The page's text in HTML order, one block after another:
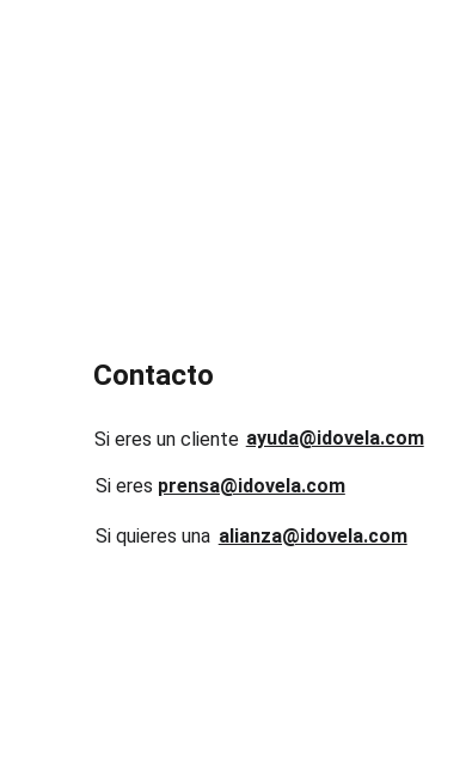
Contacto
Si eres un cliente
prensa@idovela.com
Si eres
ayuda@idovela.com
Si quieres una alianza@idovela.com